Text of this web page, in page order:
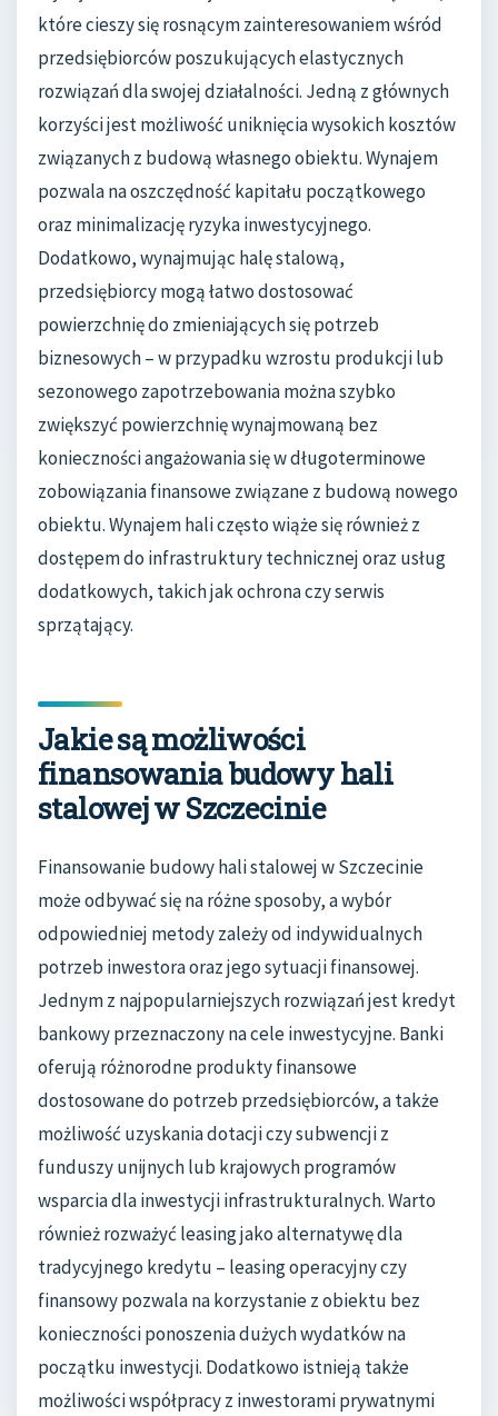
które cieszy się rosnącym zainteresowaniem wśród
przedsiębiorców poszukujących elastycznych
rozwiązań dla swojej działalności. Jedną z głównych
korzyści jest możliwość uniknięcia wysokich kosztów
związanych z budową własnego obiektu. Wynajem
pozwala na oszczędność kapitału początkowego
oraz minimalizację ryzyka inwestycyjnego.
Dodatkowo, wynajmując halę stalową,
przedsiębiorcy mogą łatwo dostosować
powierzchnię do zmieniających się potrzeb
biznesowych – w przypadku wzrostu produkcji lub
sezonowego zapotrzebowania można szybko
zwiększyć powierzchnię wynajmowaną bez
konieczności angażowania się w długoterminowe
zobowiązania finansowe związane z budową nowego
obiektu. Wynajem hali często wiąże się również z
dostępem do infrastruktury technicznej oraz usług
dodatkowych, takich jak ochrona czy serwis
sprzątający.
Jakie są możliwości
finansowania budowy hali
stalowej w Szczecinie
Finansowanie budowy hali stalowej w Szczecinie
może odbywać się na różne sposoby, a wybór
odpowiedniej metody zależy od indywidualnych
potrzeb inwestora oraz jego sytuacji finansowej.
Jednym z najpopularniejszych rozwiązań jest kredyt
bankowy przeznaczony na cele inwestycyjne. Banki
oferują różnorodne produkty finansowe
dostosowane do potrzeb przedsiębiorców, a także
możliwość uzyskania dotacji czy subwencji z
funduszy unijnych lub krajowych programów
wsparcia dla inwestycji infrastrukturalnych. Warto
również rozważyć leasing jako alternatywę dla
tradycyjnego kredytu – leasing operacyjny czy
finansowy pozwala na korzystanie z obiektu bez
konieczności ponoszenia dużych wydatków na
początku inwestycji. Dodatkowo istnieją także
możliwości współpracy z inwestorami prywatnymi